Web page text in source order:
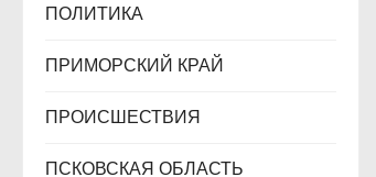
ПОЛИТИКА
ПРИМОРСКИЙ КРАЙ
ПРОИСШЕСТВИЯ
ПСКОВСКАЯ ОБЛАСТЬ